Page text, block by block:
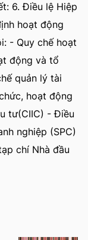
6. Điều lệ Hiệp
hoạt động
- Quy chế hoạt
động và tổ
quản lý tài
hoạt động
tư(CIIC) - Điều
nghiệp (SPC)
chí Nhà đầu